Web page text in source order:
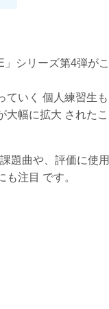
シリーズ第4弾がこ
ていく 個人練習生も
大幅に拡大 されたこ
題曲や、評価に使用
注目 です。